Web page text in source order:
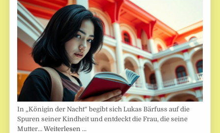
In „Königin der Nacht“ begibt sich Lukas Bärfuss auf die
Spuren seiner Kindheit und entdeckt die Frau, die seine
Mutter…Weiterlesen …